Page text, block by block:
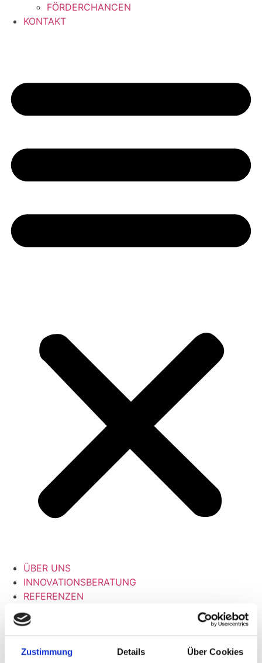
Zustimmung Details Über Cookies
FÖRDERCHANCEN
KONTAKT
ÜBER UNS
INNOVATIONSBERATUNG
REFERENZEN